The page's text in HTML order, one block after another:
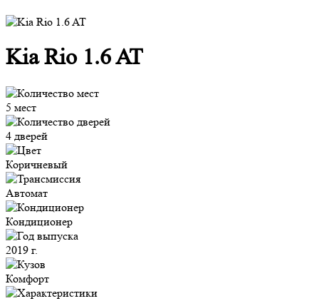
Kia Rio 1.6 AT
5 мест
4 дверей
Коричневый
Автомат
Кондиционер
2019 г.
Комфорт